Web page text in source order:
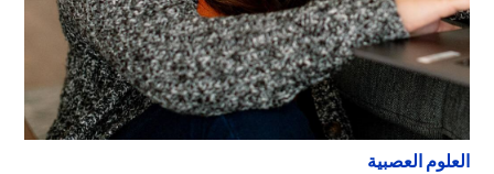
العلوم العصبية